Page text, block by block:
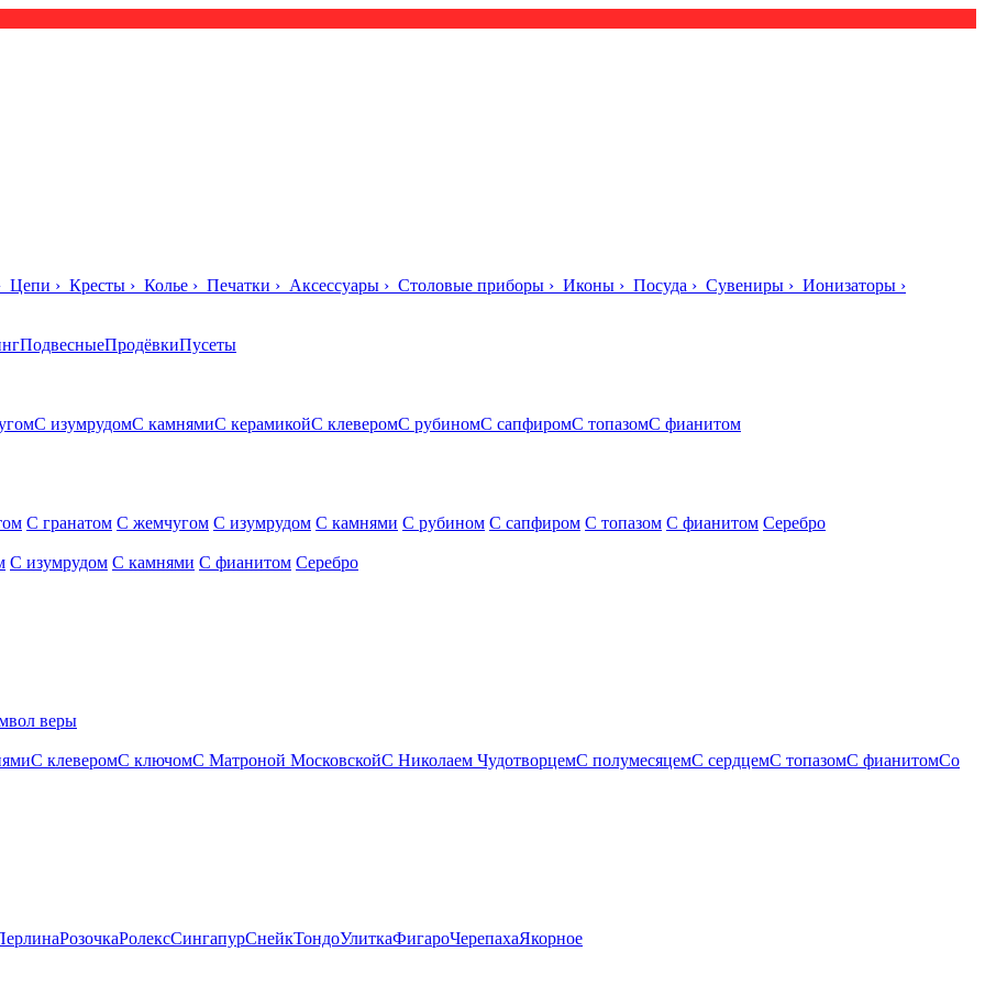
Цепи › Кресты › Колье › Печатки › Аксессуары › Столовые приборы › Иконы › Посуда › Сувениры › Ионизаторы ›
ПодвесныеПродёвкиПусеты
С изумрудомС камнямиС керамикойС клеверомС рубиномС сапфиромС топазомС фианитом
С гранатом С жемчугом С изумрудом С камнями С рубином С сапфиром С топазом С фианитом Серебро
С изумрудом С камнями С фианитом Серебро
веры
С клеверомС ключомС Матроной МосковскойС Николаем ЧудотворцемС полумесяцемС сердцемС топазомС фианитомСо
РозочкаРолексСингапурСнейкТондоУлиткаФигароЧерепахаЯкорное